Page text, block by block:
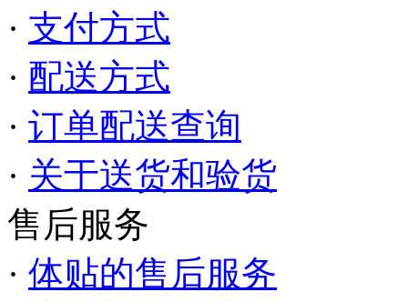
· 支付方式
· 配送方式
· 订单配送查询
· 关于送货和验货
售后服务
· 体贴的售后服务